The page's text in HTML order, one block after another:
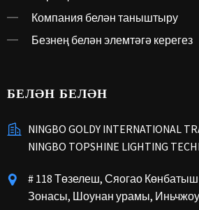
Компания белән таныштыру
Безнең белән элемтәгә керегез
БЕЛӘН БЕЛӘН
NINGBO GOLDY INTERNATIONAL
NINGBO TOPSHINE LIGHTING
# 118 Төзелеш, Сяогао
Зонасы, Шоунан урамы, Иньчжоу